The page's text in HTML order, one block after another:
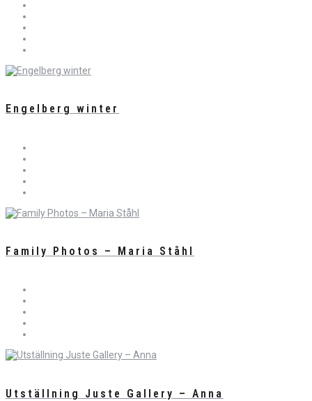
Engelberg winter
Family Photos – Maria Ståhl
Utställning Juste Gallery – Anna